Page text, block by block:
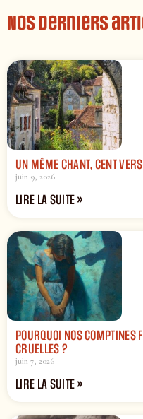
Nos derniers
UN MÊME CHANT, CENT
juin 9, 2026
LIRE LA SUITE »
POURQUOI NOS COMPTINES
CRUELLES ?
juin 7, 2026
LIRE LA SUITE »